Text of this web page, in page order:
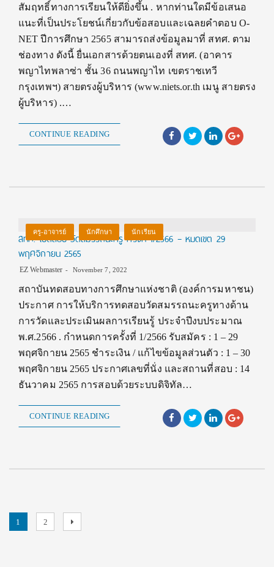
สัมฤทธิ์ทางการเรียนให้ดียิ่งขึ้น . หากท่านใดมีข้อเสนอ
แนะที่เป็นประโยชน์เกี่ยวกับข้อสอบและเฉลยคำตอบ O-
NET ปีการศึกษา 2565 สามารถส่งข้อมูลมาที่ สทศ. ตาม
ช่องทาง ดังนี้ ยื่นเอกสารด้วยตนเองที่ สทศ. (อาคาร
พญาไทพลาซ่า ชั้น 36 ถนนพญาไท เขตราชเทวี
กรุงเทพฯ) สายตรงผู้บริหาร (www.niets.or.th เมนู สายตรง
ผู้บริหาร) .…
CONTINUE READING
ครู-อาจารย์ นักศึกษา นักเรียน
สทศ. เปิดสอบ วัดสมรรถนะครู ครั้งที่ 1/2566 – หมดเขต 29
พฤศจิกายน 2565
EZ Webmaster November 7, 2022
สถาบันทดสอบทางการศึกษาแห่งชาติ (องค์การมหาชน)
ประกาศ การให้บริการทดสอบวัดสมรรถนะครูทางด้าน
การวัดและประเมินผลการเรียนรู้ ประจำปีงบประมาณ
พ.ศ.2566 . กำหนดการครั้งที่ 1/2566 รับสมัคร : 1 – 29
พฤศจิกายน 2565 ชำระเงิน / แก้ไขข้อมูลส่วนตัว : 1 – 30
พฤศจิกายน 2565 ประกาศเลขที่นั่ง และสถานที่สอบ : 14
ธันวาคม 2565 การสอบด้วยระบบดิจิทัล…
CONTINUE READING
Posts
Page
1 Page
2
Next